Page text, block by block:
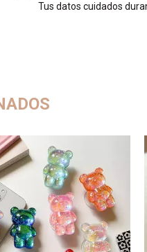
Tus datos cuidados